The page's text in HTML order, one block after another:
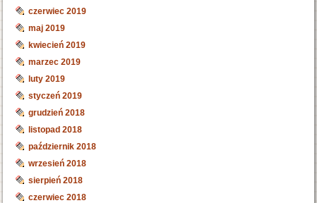
czerwiec 2019
maj 2019
kwiecień 2019
marzec 2019
luty 2019
styczeń 2019
grudzień 2018
listopad 2018
październik 2018
wrzesień 2018
sierpień 2018
czerwiec 2018